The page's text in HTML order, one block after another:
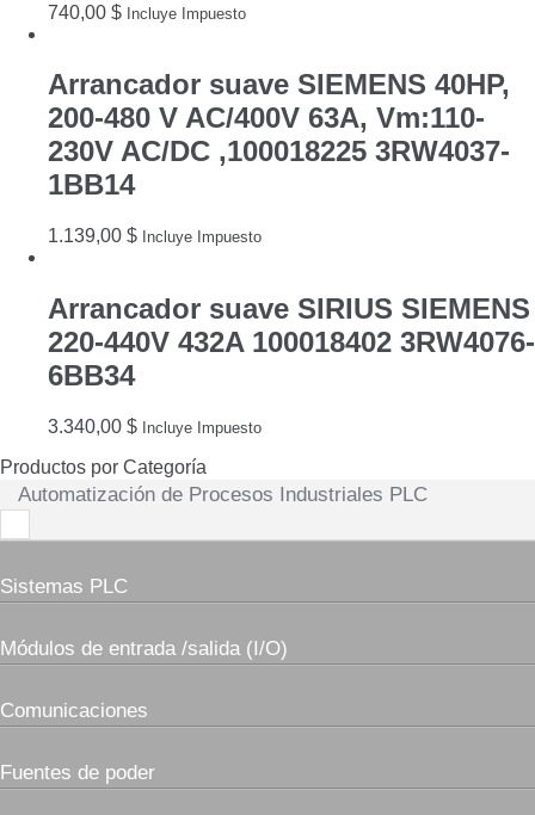
740,00 $ Incluye Impuesto
Arrancador suave SIEMENS 40HP,
200-480 V AC/400V 63A, Vm:110-
230V AC/DC ,100018225 3RW4037-
1BB14
1.139,00 $ Incluye Impuesto
Arrancador suave SIRIUS SIEMENS
220-440V 432A 100018402 3RW4076-
6BB34
3.340,00 $ Incluye Impuesto
Productos por Categoría
Automatización de Procesos Industriales PLC
Sistemas PLC
Módulos de entrada /salida (I/O)
Comunicaciones
Fuentes de poder